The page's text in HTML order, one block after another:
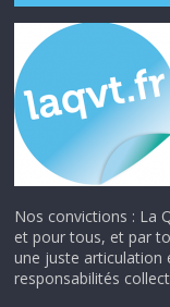
Nos convictions : La
et pour tous, et par
une juste articulation
responsabilités